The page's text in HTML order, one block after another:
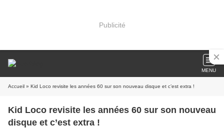
Publicité
MENU
Accueil » Kid Loco revisite les années 60 sur son nouveau disque et c’est extra !
Kid Loco revisite les années 60 sur son nouveau
disque et c’est extra !